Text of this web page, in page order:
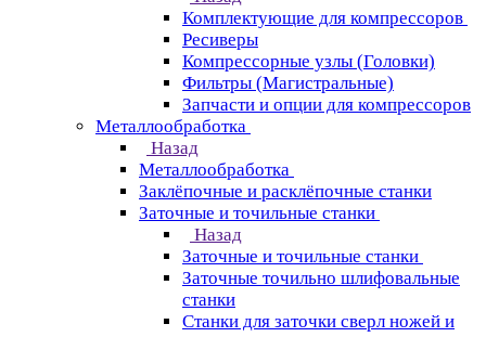
Комплектующие для компрессоров
Ресиверы
Компрессорные узлы (Головки)
Фильтры (Магистральные)
Запчасти и опции для компрессоров
Металлообработка
Назад
Металлообработка
Заклёпочные и расклёпочные станки
Заточные и точильные станки
Назад
Заточные и точильные станки
Заточные точильно шлифовальные
станки
Станки для заточки сверл ножей и